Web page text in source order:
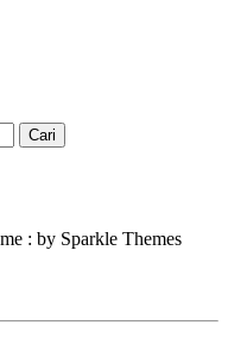
: by Sparkle Themes